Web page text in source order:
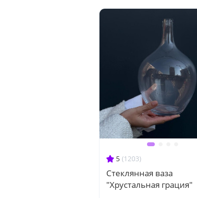
5 (1203)
Стеклянная ваза
"Хрустальная грация"